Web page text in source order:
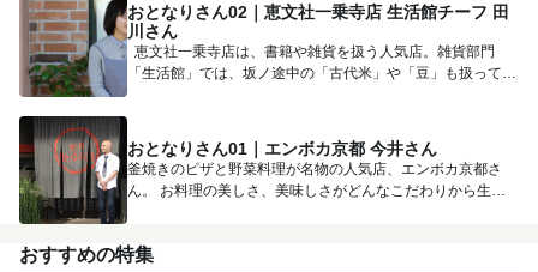
おとなりさん02｜恵文社一乗寺店 生活館チーフ 田
川さん
恵文社一乗寺店は、書籍や雑貨を扱う人気店。雑貨部門
「生活館」では、坂ノ途中の「古代米」や「豆」も扱って
も...
おとなりさん01｜エンボカ京都 今井さん
釜焼きのピザと野菜料理が名物の人気店、エンボカ京都さ
ん。 お料理の美しさ、美味しさがどんなこだわりから生ま
おすすめの特集